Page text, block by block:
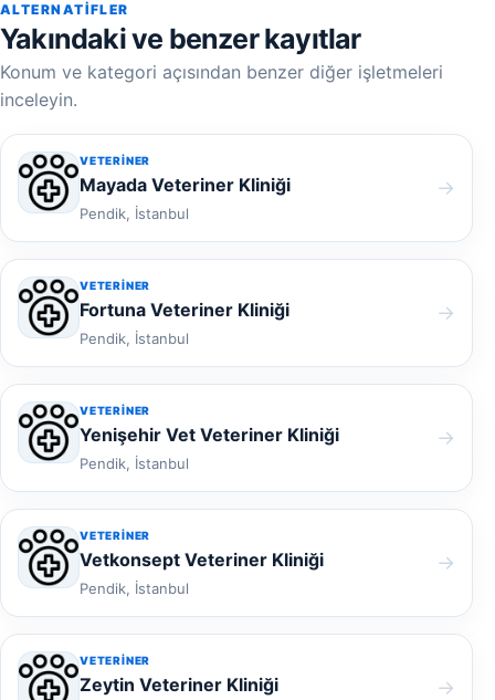
ALTERNATIFLER
Yakındaki ve benzer kayıtlar
Konum ve kategori açısından benzer diğer işletmeleri
inceleyin.
VETERINER
Mayada Veteriner Kliniği
Pendik, İstanbul
→
VETERINER
Fortuna Veteriner Kliniği
Pendik, İstanbul
→
VETERINER
Yenişehir Vet Veteriner Kliniği
Pendik, İstanbul
→
VETERINER
Vetkonsept Veteriner Kliniği
Pendik, İstanbul
→
VETERINER
Zeytin Veteriner Kliniği →